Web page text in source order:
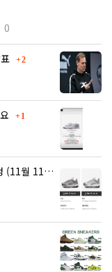
0
댓글
2
댓글
1
(11월 11…